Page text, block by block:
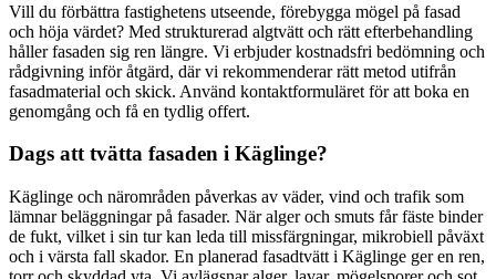
Vill du förbättra fastighetens utseende, förebygga mögel på fasad
och höja värdet? Med strukturerad algtvätt och rätt efterbehandling
håller fasaden sig ren längre. Vi erbjuder kostnadsfri bedömning och
rådgivning inför åtgärd, där vi rekommenderar rätt metod utifrån
fasadmaterial och skick. Använd kontaktformuläret för att boka en
genomgång och få en tydlig offert.
Dags att tvätta fasaden i Käglinge?
Käglinge och närområden påverkas av väder, vind och trafik som
lämnar beläggningar på fasader. När alger och smuts får fäste binder
de fukt, vilket i sin tur kan leda till missfärgningar, mikrobiell påväxt
och i värsta fall skador. En planerad fasadtvätt i Käglinge ger en ren,